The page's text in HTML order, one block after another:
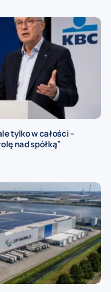
tylko w całości –
nad spółką”